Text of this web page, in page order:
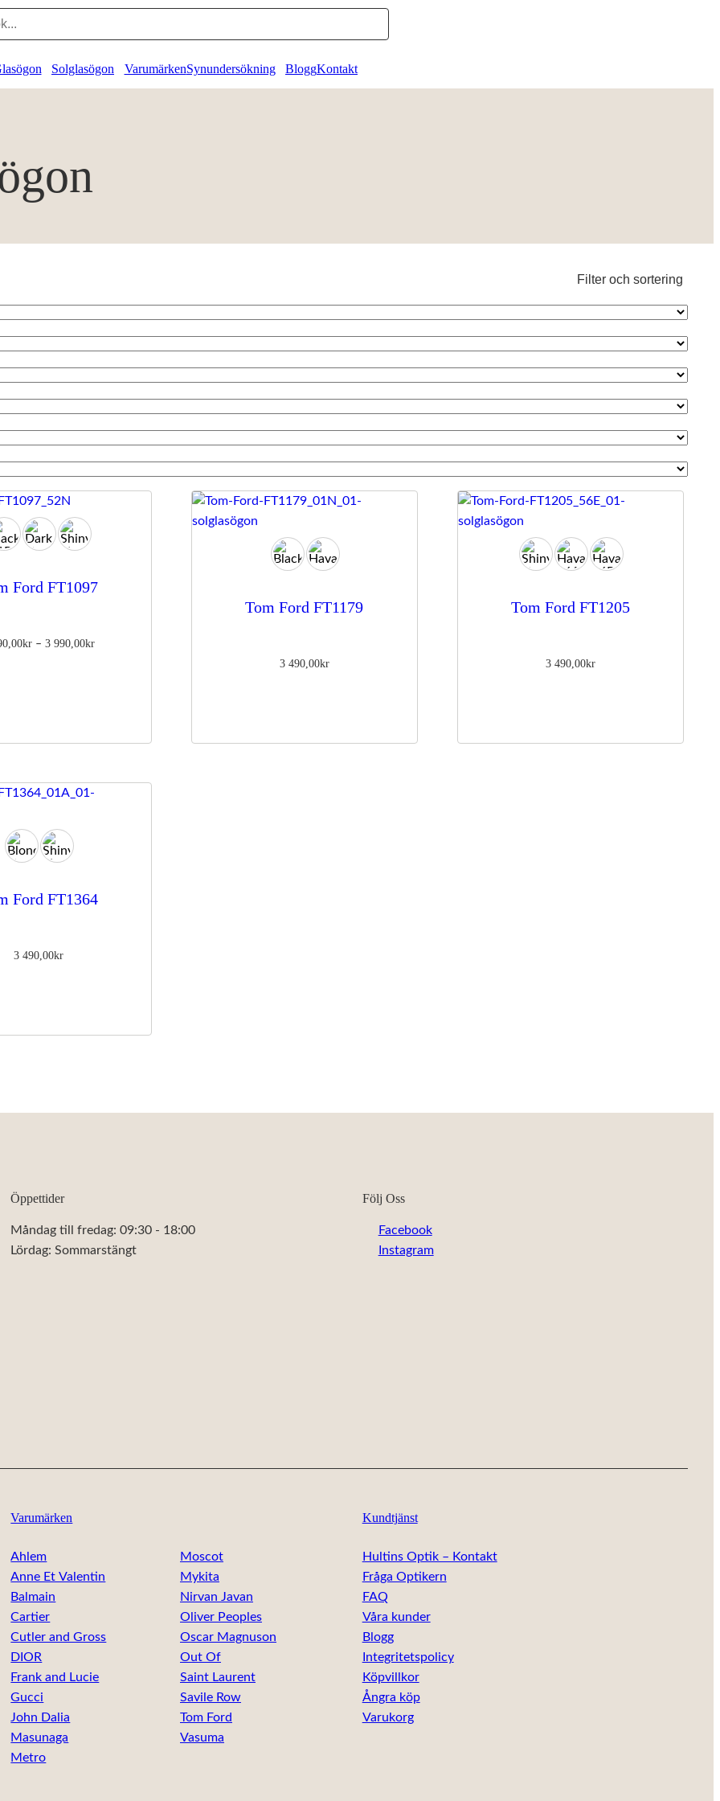
Solglasögon VarumärkenSynundersökning BloggKontakt
Filter och sortering
Ford FT1097
kr – 3 990,00krPrisintervall:
Tom Ford FT1179
3 490,00kr
Tom Ford FT1205
3 490,00kr
Ford FT1364
3 490,00kr
Öppettider
Måndag till fredag: 09:30 - 18:00
Lördag: Sommarstängt
Följ Oss
Facebook
Instagram
Varumärken
Ahlem
Anne Et Valentin
Balmain
Cartier
Cutler and Gross
DIOR
Frank and Lucie
Gucci
John Dalia
Masunaga
Metro
Moscot
Mykita
Nirvan Javan
Oliver Peoples
Oscar Magnuson
Out Of
Saint Laurent
Savile Row
Tom Ford
Vasuma
Kundtjänst
Hultins Optik – Kontakt
Fråga Optikern
FAQ
Våra kunder
Blogg
Integritetspolicy
Köpvillkor
Ångra köp
Varukorg